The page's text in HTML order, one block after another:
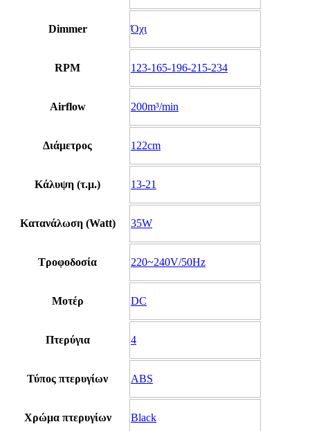
Dimmer Όχι
RPM 123-165-196-215-234
Airflow 200m³/min
Διάμετρος 122cm
Κάλυψη (τ.μ.) 13-21
Κατανάλωση (Watt) 35W
Τροφοδοσία 220~240V/50Hz
Μοτέρ DC
Πτερύγια 4
Τύπος πτερυγίων ABS
Χρώμα πτερυγίων Black